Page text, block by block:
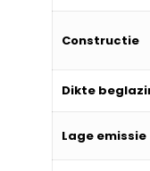
Constructie
Dikte
Lage emissie